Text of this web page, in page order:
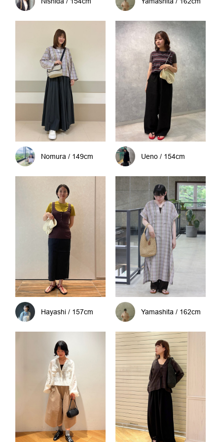
Nomura / 149cm Ueno / 154cm
Hayashi / 157cm Yamashita / 162cm